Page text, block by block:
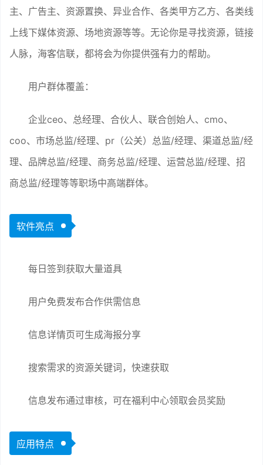
主、广告主、资源置换、异业合作、各类甲方乙方、各类线
上线下媒体资源、场地资源等等。无论你是寻找资源，链接
人脉，海客信联，都将会为你提供强有力的帮助。
用户群体覆盖：
企业ceo、总经理、合伙人、联合创始人、cmo、
coo、市场总监/经理、pr（公关）总监/经理、渠道总监/经
理、品牌总监/经理、商务总监/经理、运营总监/经理、招
商总监/经理等等职场中高端群体。
软件亮点
每日签到获取大量道具
用户免费发布合作供需信息
信息详情页可生成海报分享
搜索需求的资源关键词，快速获取
信息发布通过审核，可在福利中心领取会员奖励
应用特点